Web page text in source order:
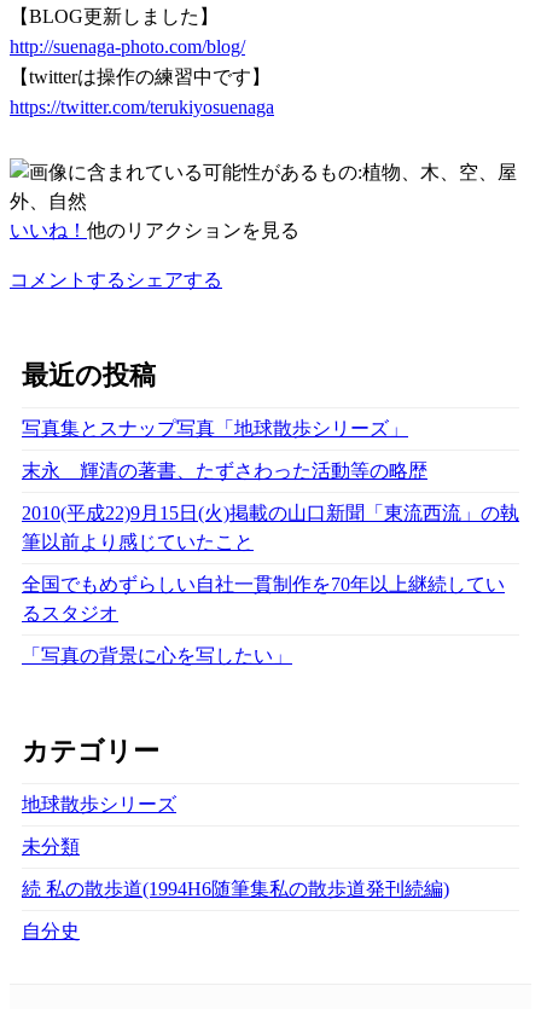
【BLOG更新しました】
http://suenaga-photo.com/blog/
【twitterは操作の練習中です】
https://twitter.com/terukiyosuenaga
いいね！ 他のリアクションを見る
コメントする シェアする
最近の投稿
写真集とスナップ写真「地球散歩シリーズ」
末永 輝清の著書、たずさわった活動等の略歴
2010(平成22)9月15日(火)掲載の山口新聞「東流西流」の執
筆以前より感じていたこと
全国でもめずらしい自社一貫制作を70年以上継続してい
るスタジオ
「写真の背景に心を写したい」
カテゴリー
地球散歩シリーズ
未分類
続 私の散歩道(1994H6随筆集私の散歩道発刊続編)
自分史